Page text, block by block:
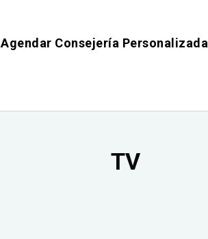
Agendar Consejería Personalizada
TV